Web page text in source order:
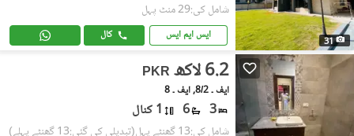
31
شامل کی:29 منٹ پہل
ایس ایم ایس کال
PKR 6.2 لاکھ
ایف ۔ 8/2, ایف ۔ 8
3
6 1 کنال
شامل کی:13 گھنٹے پہل (تبدیلی کی گئی:13 گھنٹے پہلے)